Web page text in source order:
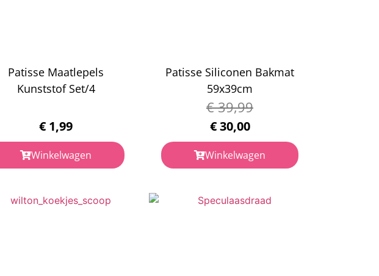
Patisse Maatlepels
Kunststof Set/4
€ 1,99
Winkelwagen
Patisse Siliconen Bakmat
59x39cm
€39,99
€30,00
Winkelwagen